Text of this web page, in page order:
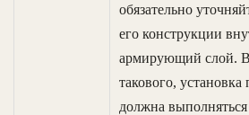
обязательно
его конструкции
армирующий слой. В
такового, установка
должна выполняться